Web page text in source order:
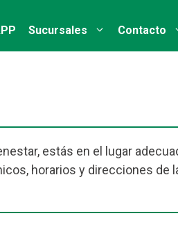
Sucursales Contacto
estás en el lugar
horarios y direcciones de